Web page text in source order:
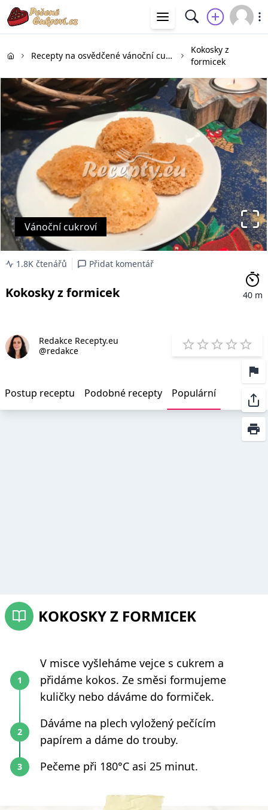
Recepty na osvědčené vánoční cukroví
Kokosky z
formicek
Vánoční cukroví
1.8K čtenářů Přidat komentář
Kokosky z formicek 40 m
Redakce Recepty.eu
@redakce
1 Star
2 Stars
3 Stars
4 5
Postup receptu Podobné recepty Populární
KOKOSKY Z FORMICEK
V misce vyšleháme vejce s cukrem a
přidáme kokos. Ze směsi formujeme
kuličky nebo dáváme do formiček.
Dáváme na plech vyložený pečícím
papírem a dáme do trouby.
Pečeme při 180°C asi 25 minut.